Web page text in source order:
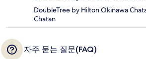
DoubleTree by Hilton Okinawa
Chatan
자주 묻는 질문(FAQ)